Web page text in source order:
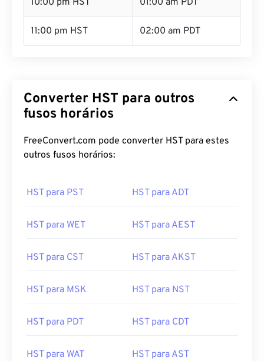
10:00 pm HST 01:00 am PDT
11:00 pm HST 02:00 am PDT
Converter HST para outros
fusos horários
FreeConvert.com pode converter HST para estes
outros fusos horários:
HST para PST HST para ADT
HST para WET HST para AEST
HST para CST HST para AKST
HST para MSK HST para NST
HST para PDT HST para CDT
HST para WAT HST para AST